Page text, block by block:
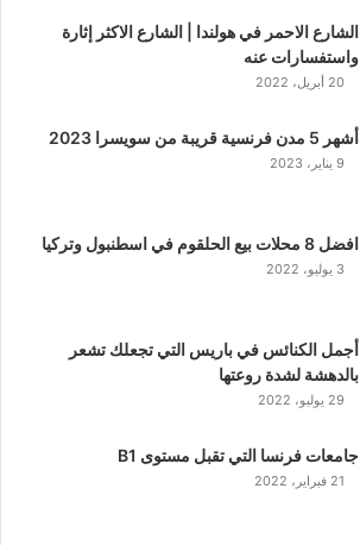
الشارع الاحمر في هولندا | الشارع الاكثر إثارة
واستفسارات عنه
20 أبريل، 2022
أشهر 5 مدن فرنسية قريبة من سويسرا 2023
9 يناير، 2023
افضل 8 محلات بيع الحلقوم في اسطنبول وتركيا
3 يوليو، 2022
أجمل الكنائس في باريس التي تجعلك تشعر
بالدهشة لشدة روعتها
29 يوليو، 2022
جامعات فرنسا التي تقبل مستوى B1
21 فبراير، 2022